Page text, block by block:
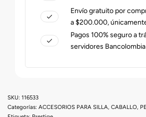
Envío gratuito por
a $200.000,
Pagos 100% seguro a
servidores
116533
Categorías: ACCESORIOS PARA SILLA, CABALLO,